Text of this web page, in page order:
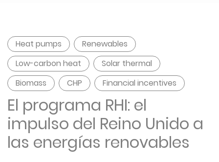
Heat pumps
Renewables
Low-carbon heat
Solar thermal
Biomass
CHP Financial incentives
El programa RHI: el
impulso del Reino Unido a
las energías renovables